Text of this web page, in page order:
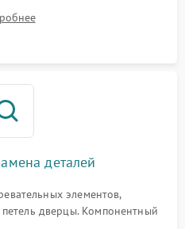
датчиков температуры,
и мотора конвекции.
деталей
элементов,
дверцы. Компонентный